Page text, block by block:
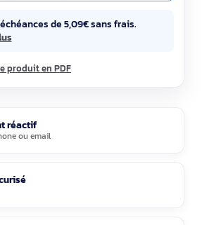
de 5,09€ sans frais.
produit en PDF
réactif
ouemail